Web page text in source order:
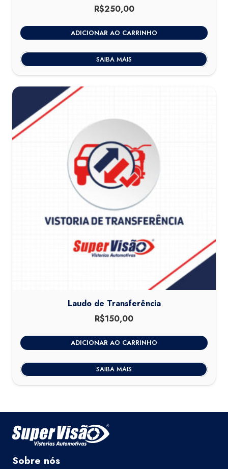
R$250,00
ADICIONAR AO CARRINHO
SAIBA MAIS
Laudo de Transferência
R$150,00
ADICIONAR AO CARRINHO
SAIBA MAIS
Sobre nós